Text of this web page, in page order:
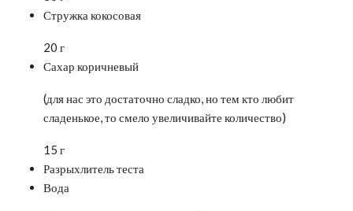
Стружка кокосовая
20 г
Сахар коричневый
(для нас это достаточно сладко, но тем кто любит
сладенькое, то смело увеличивайте количество)
15 г
Разрыхлитель теста
Вода